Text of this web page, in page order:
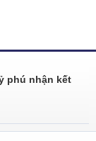
phú nhận kết